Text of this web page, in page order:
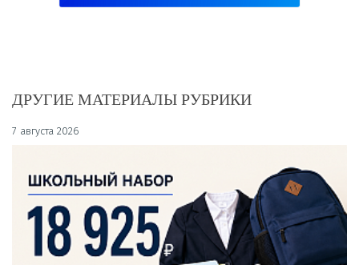
ДРУГИЕ МАТЕРИАЛЫ РУБРИКИ
7 августа 2026